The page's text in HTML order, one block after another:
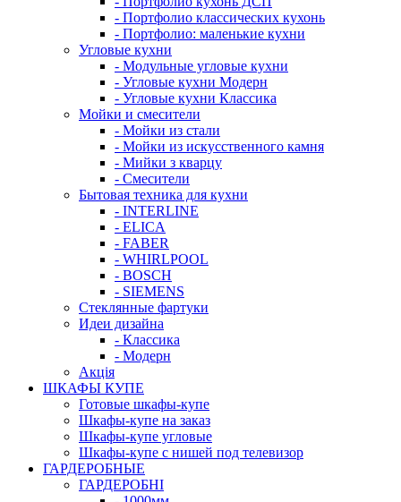
- Портфолио классических кухонь
- Портфолио: маленькие кухни
Угловые кухни
- Модульные угловые кухни
- Угловые кухни Модерн
- Угловые кухни Классика
Мойки и смесители
- Мойки из стали
- Мойки из искусственного камня
- Мийки з кварцу
- Смесители
Бытовая техника для кухни
- INTERLINE
- ELICA
- FABER
- WHIRLPOOL
- BOSCH
- SIEMENS
Стеклянные фартуки
Идеи дизайна
- Класcика
- Модерн
Акція
ШКАФЫ КУПЕ
Готовые шкафы-купе
Шкафы-купе на заказ
Шкафы-купе угловые
Шкафы-купе с нишей под телевизор
ГАРДЕРОБНЫЕ
ГАРДЕРОБНІ